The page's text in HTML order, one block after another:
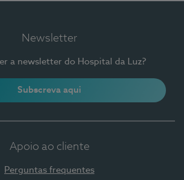
Newsletter
a newsletter do Hospital da Luz?
Subscreva aqui
Apoio ao cliente
Perguntas frequentes